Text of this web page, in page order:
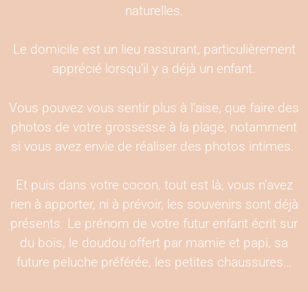
naturelles.
Le domicile est un lieu rassurant, particulièrement
apprécié lorsqu’il y a déjà un enfant.
Vous pouvez vous sentir plus à l’aise, que faire des
photos de votre grossesse à la plage, notamment
si vous avez envie de réaliser des photos intimes.
Et puis dans votre cocon, tout est là, vous n’avez
rien à apporter, ni à prévoir, les souvenirs sont déjà
présents. Le prénom de votre futur enfant écrit sur
du bois, le doudou offert par mamie et papi, sa
future peluche préférée, les petites chaussures…